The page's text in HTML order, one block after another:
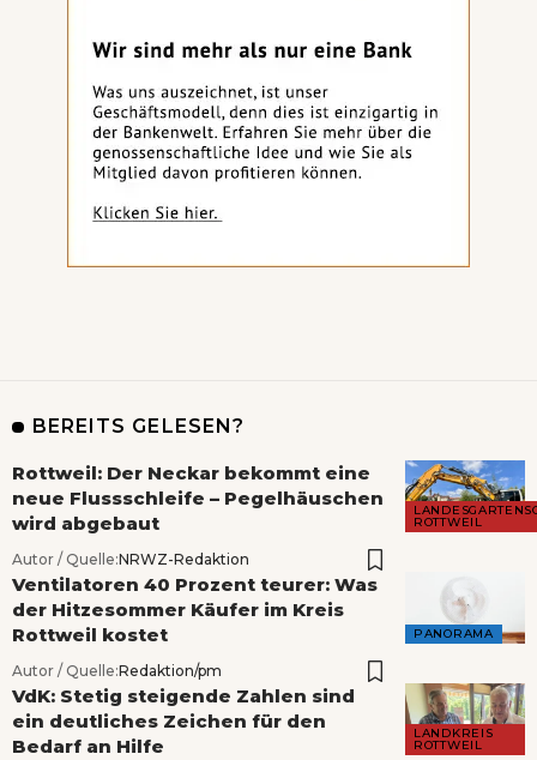
BEREITS GELESEN?
ROTTWEIL
Rottweil: Der Neckar bekommt eine
neue Flussschleife – Pegelhäuschen
wird abgebaut
Autor / Quelle:NRWZ-Redaktion
PANORAMA
Ventilatoren 40 Prozent teurer: Was
der Hitzesommer Käufer im Kreis
Rottweil kostet
Autor / Quelle:Redaktion/pm
LANDKREIS
ROTTWEIL
VdK: Stetig steigende Zahlen sind
ein deutliches Zeichen für den
Bedarf an Hilfe